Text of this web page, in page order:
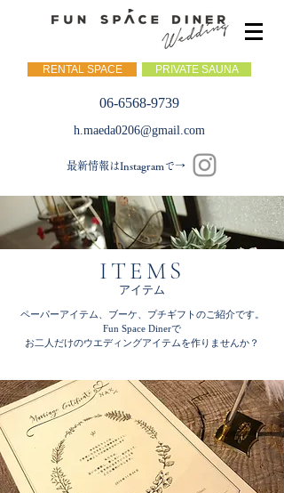
RENTAL SPACE PRIVATE SAUNA
06-6568-9739
最新情報はInstagramで→
h.maeda0206@gmail.com
ITEMS
アイテム
ペーパーアイテム、ブーケ、プチギフトのご紹介です。
Fun Space Dinerで
お二人だけのウエディングアイテムを作りませんか？